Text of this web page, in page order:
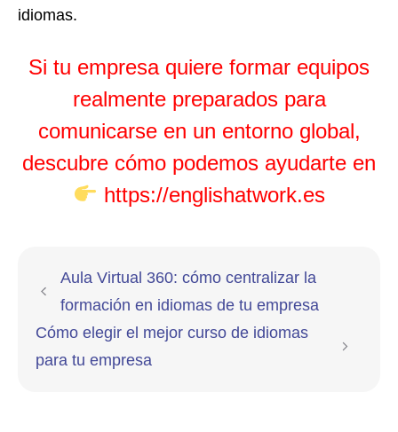
idiomas.
Si tu empresa quiere formar equipos
realmente preparados para
comunicarse en un entorno global,
descubre cómo podemos ayudarte en
https://englishatwork.es
Aula Virtual 360: cómo centralizar la
formación en idiomas de tu empresa
Cómo elegir el mejor curso de idiomas
para tu empresa